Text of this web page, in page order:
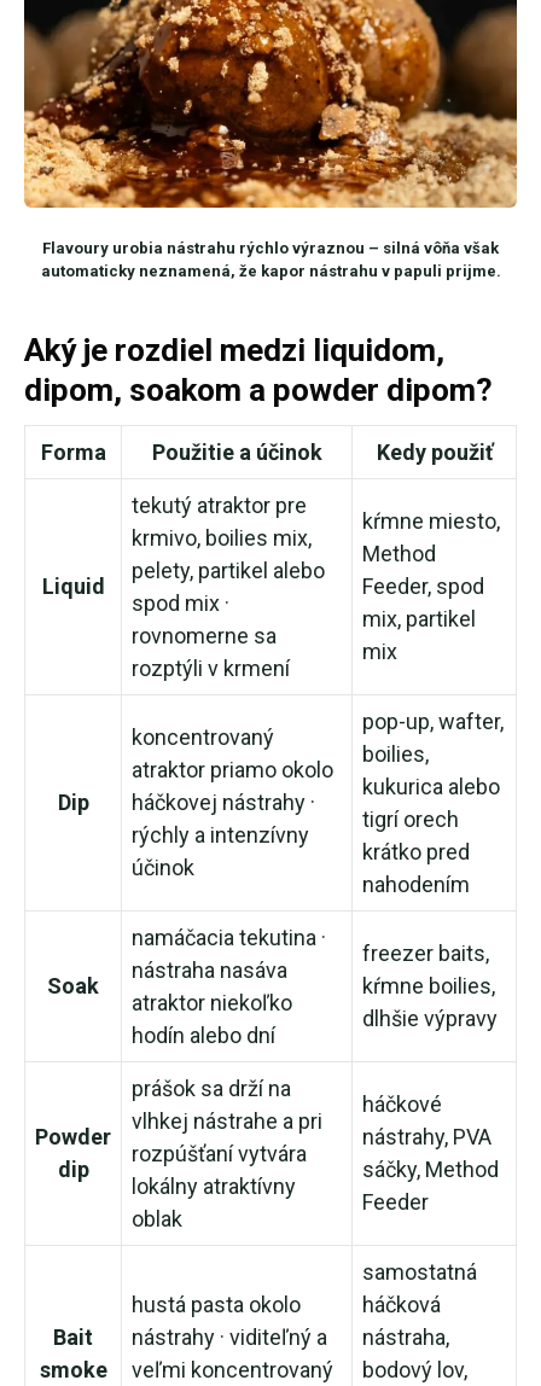
Flavoury urobia nástrahu rýchlo výraznou – silná vôňa však
automaticky neznamená, že kapor nástrahu v papuli prijme.
Aký je rozdiel medzi liquidom,
dipom, soakom a powder dipom?
Forma Použitie a účinok Kedy použiť
Liquid
tekutý atraktor pre
krmivo, boilies mix,
pelety, partikel alebo
spod mix ·
rovnomerne sa
rozptýli v krmení
kŕmne miesto,
Method
Feeder, spod
mix, partikel
mix
Dip
koncentrovaný
atraktor priamo okolo
háčkovej nástrahy ·
rýchly a intenzívny
účinok
pop-up, wafter,
boilies,
kukurica alebo
tigrí orech
krátko pred
nahodením
Soak
namáčacia tekutina ·
nástraha nasáva
atraktor niekoľko
hodín alebo dní
freezer baits,
kŕmne boilies,
dlhšie výpravy
Powder
dip
prášok sa drží na
vlhkej nástrahe a pri
rozpúšťaní vytvára
lokálny atraktívny
oblak
háčkové
nástrahy, PVA
sáčky, Method
Feeder
Bait
smoke
hustá pasta okolo
nástrahy · viditeľný a
veľmi koncentrovaný
samostatná
háčková
nástraha,
bodový lov,